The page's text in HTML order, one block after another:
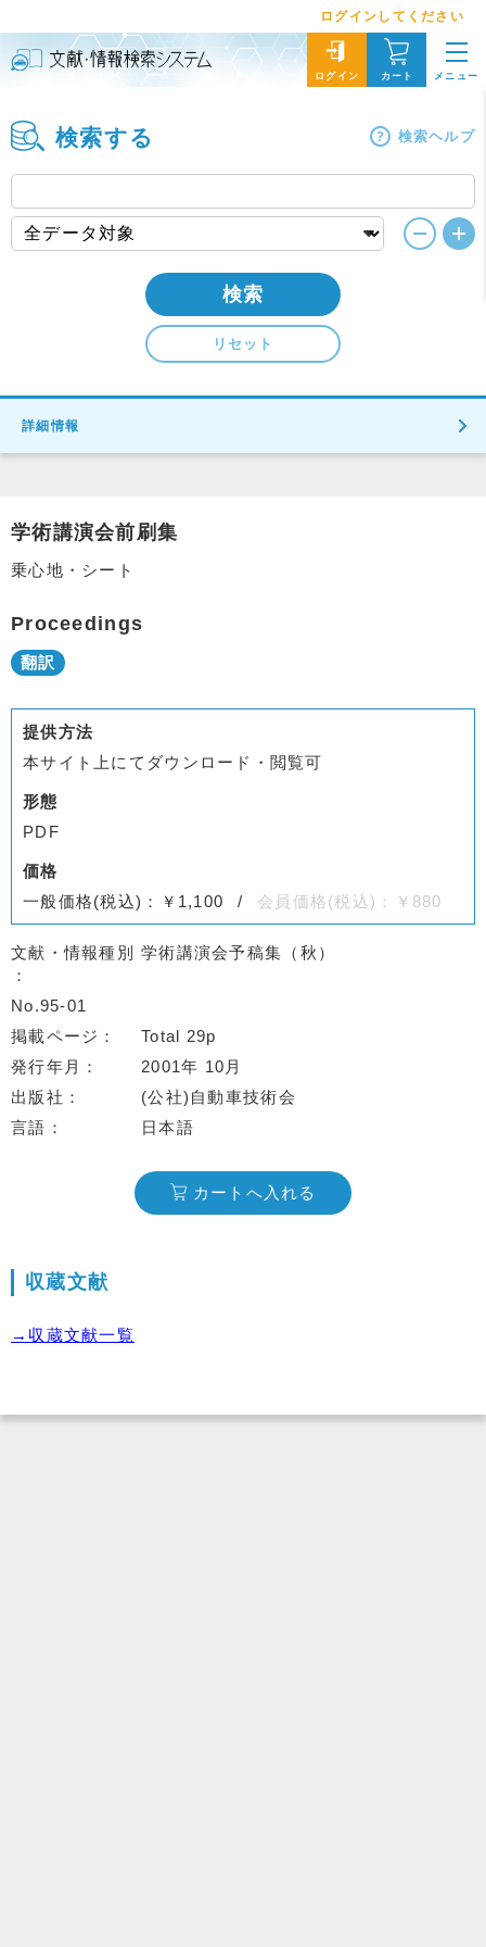
ログインしてください
ログイン カート メニュー
検索する 検索ヘルプ
検索
リセット
詳細情報
学術講演会前刷集
乗心地・シート
Proceedings
提供方法
本サイト上にてダウンロード・閲覧可
形態
PDF
価格
一般価格(税込)：￥1,100
会員価格(税込)：￥880
文献・情報種別 学術講演会予稿集（秋）
No.95-01
掲載ページ
Total 29p
発行年月
2001年 10月
出版社
(公社)自動車技術会
言語
日本語
カートへ入れる
収蔵文献
→収蔵文献一覧